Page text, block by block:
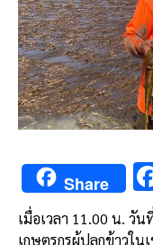
Share
เมื่อเวลา 11.00 น. วั
เกษตรกรผู้ปลูกข้าวใ